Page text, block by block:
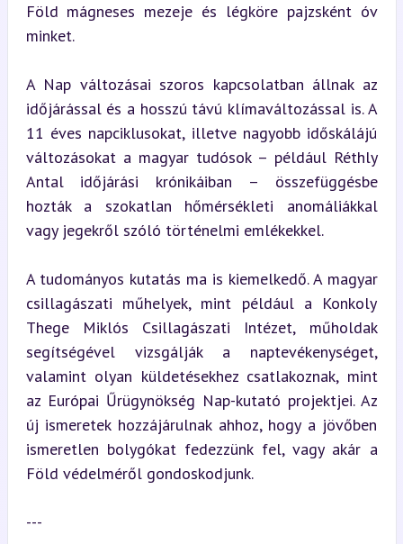
Föld mágneses mezeje és légköre pajzsként óv
minket.
A Nap változásai szoros kapcsolatban állnak az
időjárással és a hosszú távú klímaváltozással is. A
11 éves napciklusokat, illetve nagyobb időskálájú
változásokat a magyar tudósok – például Réthly
Antal időjárási krónikáiban – összefüggésbe
hozták a szokatlan hőmérsékleti anomáliákkal
vagy jegekről szóló történelmi emlékekkel.
A tudományos kutatás ma is kiemelkedő. A magyar
csillagászati műhelyek, mint például a Konkoly
Thege Miklós Csillagászati Intézet, műholdak
segítségével vizsgálják a naptevékenységet,
valamint olyan küldetésekhez csatlakoznak, mint
az Európai Űrügynökség Nap-kutató projektjei. Az
új ismeretek hozzájárulnak ahhoz, hogy a jövőben
ismeretlen bolygókat fedezzünk fel, vagy akár a
Föld védelméről gondoskodjunk.
---